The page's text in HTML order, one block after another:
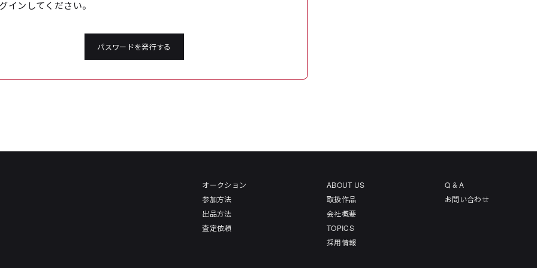
インしてください。
パスワードを発行する
オークション
参加方法
出品方法
査定依頼
ABOUT US
取扱作品
会社概要
TOPICS
採用情報
Q & A
お問い合わせ